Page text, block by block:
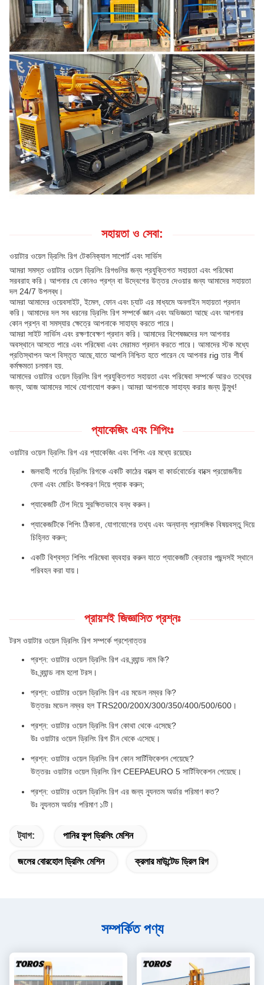
সহায়তা ও সেবা:
ওয়াটার ওয়েল ড্রিলিং রিগ টেকনিক্যাল সাপোর্ট এবং সার্ভিস
আমরা সমস্ত ওয়াটার ওয়েল ড্রিলিং রিগগুলির জন্য প্রযুক্তিগত সহায়তা এবং পরিষেবা
সরবরাহ করি। আপনার যে কোনও প্রশ্ন বা উদ্বেগের উত্তর দেওয়ার জন্য আমাদের সহায়তা
দল 24/7 উপলব্ধ।
আমরা আমাদের ওয়েবসাইট, ইমেল, ফোন এবং চ্যাট এর মাধ্যমে অনলাইন সহায়তা প্রদান
করি। আমাদের দল সব ধরনের ড্রিলিং রিগ সম্পর্কে জ্ঞান এবং অভিজ্ঞতা আছে এবং আপনার
কোন প্রশ্ন বা সমস্যার ক্ষেত্রে আপনাকে সাহায্য করতে পারে।
আমরা সাইট সার্ভিস এবং রক্ষণাবেক্ষণ প্রদান করি। আমাদের বিশেষজ্ঞদের দল আপনার
অবস্থানে আসতে পারে এবং পরিষেবা এবং মেরামত প্রদান করতে পারে। আমাদের স্টক মধ্যে
প্রতিস্থাপন অংশ বিস্তৃত আছে,যাতে আপনি নিশ্চিত হতে পারেন যে আপনার rig তার শীর্ষ
কর্মক্ষমতা চলমান হয়.
আমাদের ওয়াটার ওয়েল ড্রিলিং রিগ প্রযুক্তিগত সহায়তা এবং পরিষেবা সম্পর্কে আরও তথ্যের
জন্য, আজ আমাদের সাথে যোগাযোগ করুন। আমরা আপনাকে সাহায্য করার জন্য উন্মুখ!
প্যাকেজিং এবং শিপিংঃ
ওয়াটার ওয়েল ড্রিলিং রিগ এর প্যাকেজিং এবং শিপিং এর মধ্যে রয়েছেঃ
জলবাহী গর্তের ড্রিলিং রিগকে একটি কাঠের বাক্সে বা কার্ডবোর্ডের বাক্সে প্রয়োজনীয়
ফেনা এবং মোচিং উপকরণ দিয়ে প্যাক করুন;
প্যাকেজটি টেপ দিয়ে সুরক্ষিতভাবে বন্ধ করুন।
প্যাকেজটিকে শিপিং ঠিকানা, যোগাযোগের তথ্য এবং অন্যান্য প্রাসঙ্গিক বিষয়বস্তু দিয়ে
চিহ্নিত করুন;
একটি বিশ্বস্ত শিপিং পরিষেবা ব্যবহার করুন যাতে প্যাকেজটি ক্রেতার পছন্দসই স্থানে
পরিবহন করা যায়।
প্রায়শই জিজ্ঞাসিত প্রশ্নঃ
টরস ওয়াটার ওয়েল ড্রিলিং রিগ সম্পর্কে প্রশ্নোত্তর
প্রশ্ন: ওয়াটার ওয়েল ড্রিলিং রিগ এর ব্র্যান্ড নাম কি?
উঃ ব্র্যান্ড নাম হলো টরস।
প্রশ্ন: ওয়াটার ওয়েল ড্রিলিং রিগ এর মডেল নম্বর কি?
উত্তরঃ মডেল নম্বর হল TRS200/200X/300/350/400/500/600।
প্রশ্ন: ওয়াটার ওয়েল ড্রিলিং রিগ কোথা থেকে এসেছে?
উঃ ওয়াটার ওয়েল ড্রিলিং রিগ চীন থেকে এসেছে।
প্রশ্ন: ওয়াটার ওয়েল ড্রিলিং রিগ কোন সার্টিফিকেশন পেয়েছে?
উত্তরঃ ওয়াটার ওয়েল ড্রিলিং রিগ CEEPAEURO 5 সার্টিফিকেশন পেয়েছে।
প্রশ্ন: ওয়াটার ওয়েল ড্রিলিং রিগ এর জন্য ন্যূনতম অর্ডার পরিমাণ কত?
উঃ ন্যূনতম অর্ডার পরিমাণ ১টি।
ট্যাগ: পানির কূপ ড্রিলিং মেশিন
জলের বোরহোল ড্রিলিং মেশিন ক্রলার মাউন্টেড ড্রিল রিগ
সম্পর্কিত পণ্য